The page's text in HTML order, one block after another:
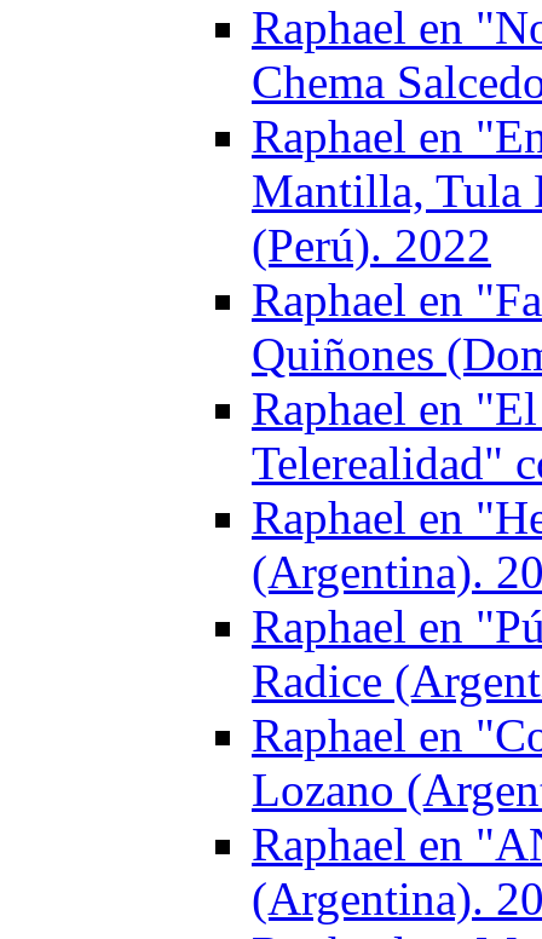
Raphael en
Chema
Raphael en
Mantilla, Tula
(Perú). 2022
Raphael en
Quiñones
Raphael en
Telerealidad"
Raphael en
(Argentina).
Raphael en
Radice
Raphael en
Lozano
Raphael en
(Argentina).